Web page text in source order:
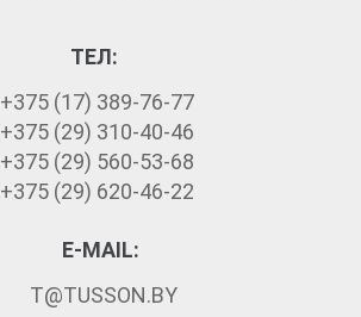
ТЕЛ:
+375 (17) 389-76-77
+375 (29) 310-40-46
+375 (29) 560-53-68
+375 (29) 620-46-22
E-MAIL:
T@TUSSON.BY